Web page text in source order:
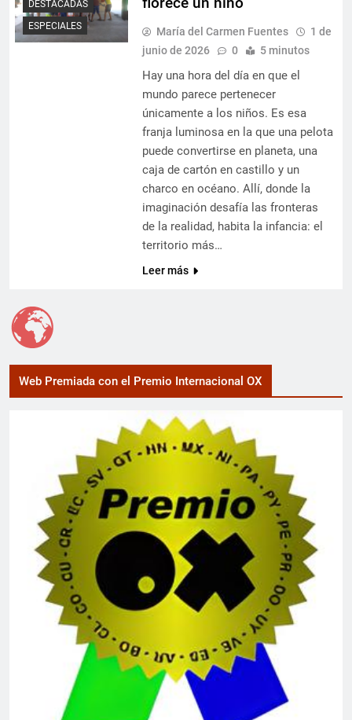
DESTACADAS
ESPECIALES
María del Carmen Fuentes
1 de
junio de 2026
0 5 minutos
Hay una hora del día en que el
mundo parece pertenecer
únicamente a los niños. Es esa
franja luminosa en la que una pelota
puede convertirse en planeta, una
caja de cartón en castillo y un
charco en océano. Allí, donde la
imaginación desafía las fronteras
de la realidad, habita la infancia: el
territorio más…
Leer más
Web Premiada con el Premio Internacional OX